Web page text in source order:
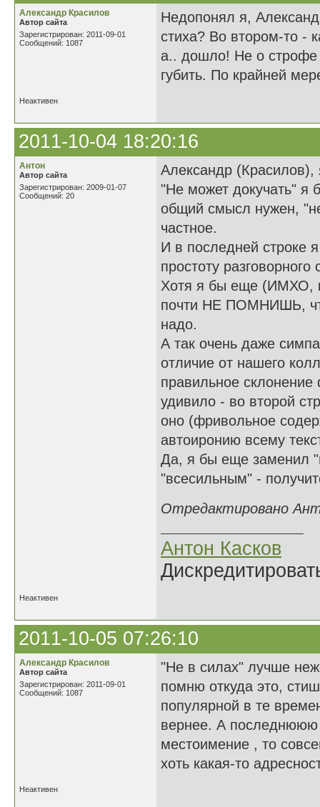
Александр Красилов
Автор сайта
Зарегистрирован: 2011-09-01
Сообщений: 1087
Недопонял я,
стиха? Во втором-то -
а.. дошло! Не о
губить. По крайней
Неактивен
2011-10-04 18:20:16
Антон
Автор сайта
Зарегистрирован: 2009-01-07
Сообщений: 20
Александр
"Не может докучать" я
общий смысл нужен,
частное.
И в последней строке
простоту разговорного
Хотя я бы еще (ИМХО,
почти НЕ ПОМНИШЬ,
надо.
А так очень даже
отличие от нашего
правильное
удивило - во второй
оно (фривольное
автоиронию всему
Да, я бы еще заменил
"всесильным" -
Отредактировано
Антон Касков
Неактивен
2011-10-05 07:26:10
Александр Красилов
Автор сайта
Зарегистрирован: 2011-09-01
Сообщений: 1087
"Не в силах" лучше
помню откуда это,
популярной в те
вернее. А последнююю
местоимение , то
хоть какая-то
Неактивен